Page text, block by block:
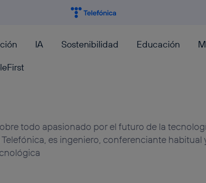
IA Sostenibilidad Educación
todo apasionado por el futuro de la
es ingeniero, conferenciante habitual